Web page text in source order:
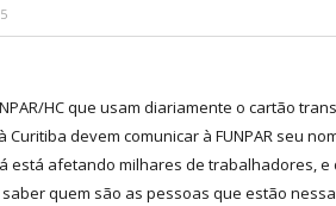
HC que usam diariamente o cartão
devem comunicar à FUNPAR seu
está afetando milhares de trabalhadores,
quem são as pessoas que estão